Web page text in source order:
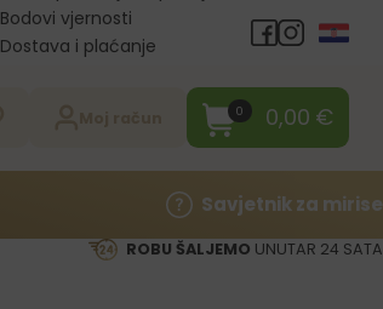
Bodovi vjernosti
Dostava i plaćanje
0 0,00 €
Savjetnik za mirise
ROBU ŠALJEMO UNUTAR 24 SATA